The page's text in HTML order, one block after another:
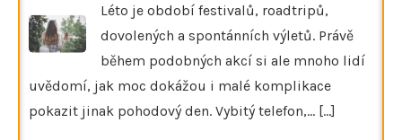
Léto je období festivalů, roadtripů,
dovolených a spontánních výletů. Právě
během podobných akcí si ale mnoho lidí
uvědomí, jak moc dokážou i malé komplikace
pokazit jinak pohodový den. Vybitý telefon,… [...]